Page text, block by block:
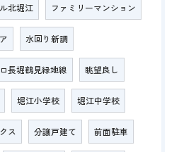
北堀江 ファミリーマンション
水回り新調
長堀鶴見緑地線 眺望良し
堀江小学校 堀江中学校
ス 分譲戸建て 前面駐車